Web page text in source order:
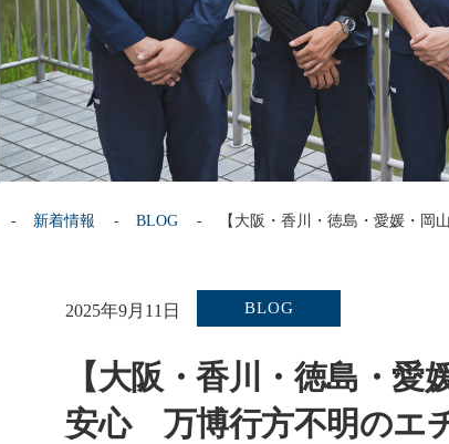
新着情報 BLOG 【大阪・香川・徳島・愛媛・
2025年9月11日 BLOG
【大阪・香川・徳島・
安心 万博行方不明のエ